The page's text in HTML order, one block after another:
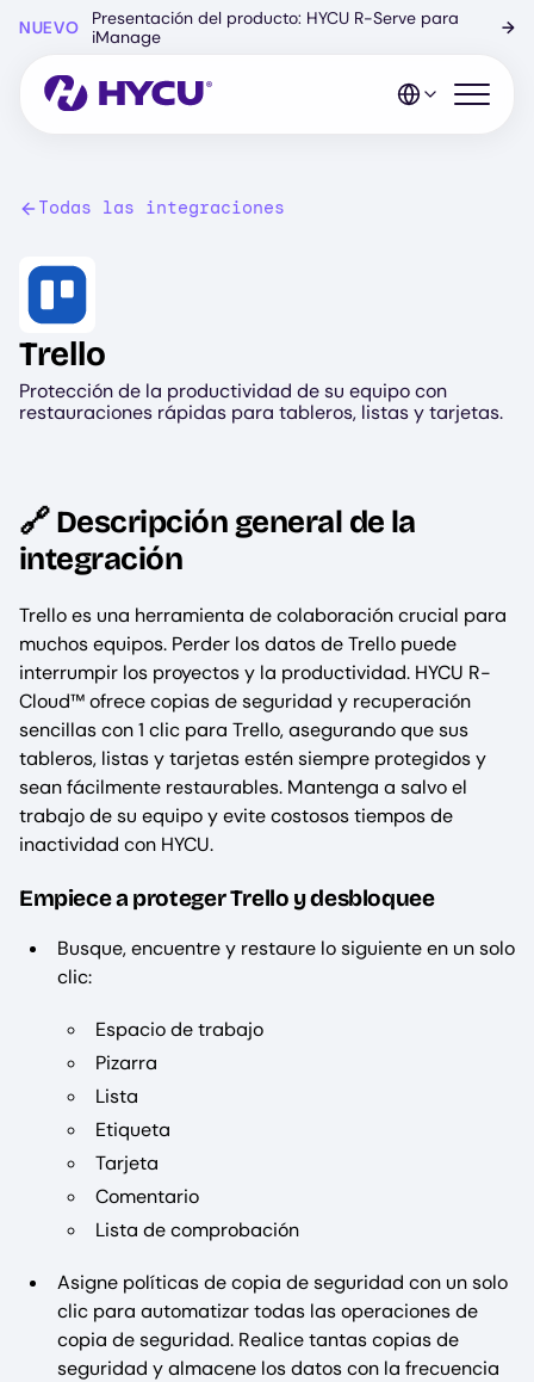
principal
NUEVO
Presentación del producto: HYCU R-Serve para
iManage
→
Abrir el
Todas las integraciones
Image
Trello
Protección de la productividad de su equipo con
restauraciones rápidas para tableros, listas y tarjetas.
🔗 Descripción general de la
integración
Trello es una herramienta de colaboración crucial para
muchos equipos. Perder los datos de Trello puede
interrumpir los proyectos y la productividad. HYCU R-
Cloud™ ofrece copias de seguridad y recuperación
sencillas con 1 clic para Trello, asegurando que sus
tableros, listas y tarjetas estén siempre protegidos y
sean fácilmente restaurables. Mantenga a salvo el
trabajo de su equipo y evite costosos tiempos de
inactividad con HYCU.
Empiece a proteger Trello y desbloquee
Busque, encuentre y restaure lo siguiente en un solo
clic:
Espacio de trabajo
Pizarra
Lista
Etiqueta
Tarjeta
Comentario
Lista de comprobación
Asigne políticas de copia de seguridad con un solo
clic para automatizar todas las operaciones de
copia de seguridad. Realice tantas copias de
seguridad y almacene los datos con la frecuencia